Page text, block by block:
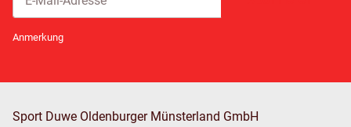
Anmerkung
Sport Duwe Oldenburger Münsterland GmbH